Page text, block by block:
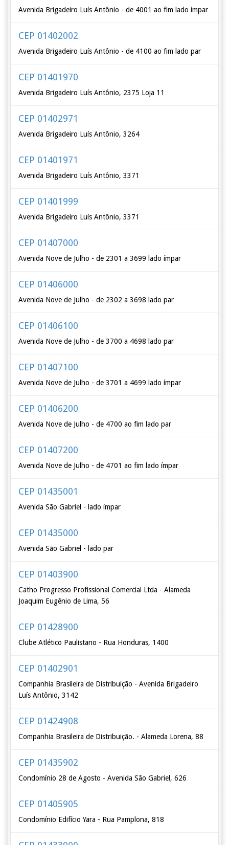
Avenida Brigadeiro Luís Antônio - de 4001 ao fim lado ímpar
CEP 01402002
Avenida Brigadeiro Luís Antônio - de 4100 ao fim lado par
CEP 01401970
Avenida Brigadeiro Luís Antônio, 2375 Loja 11
CEP 01402971
Avenida Brigadeiro Luís Antônio, 3264
CEP 01401971
Avenida Brigadeiro Luís Antônio, 3371
CEP 01401999
Avenida Brigadeiro Luís Antônio, 3371
CEP 01407000
Avenida Nove de Julho - de 2301 a 3699 lado ímpar
CEP 01406000
Avenida Nove de Julho - de 2302 a 3698 lado par
CEP 01406100
Avenida Nove de Julho - de 3700 a 4698 lado par
CEP 01407100
Avenida Nove de Julho - de 3701 a 4699 lado ímpar
CEP 01406200
Avenida Nove de Julho - de 4700 ao fim lado par
CEP 01407200
Avenida Nove de Julho - de 4701 ao fim lado ímpar
CEP 01435001
Avenida São Gabriel - lado ímpar
CEP 01435000
Avenida São Gabriel - lado par
CEP 01403900
Catho Progresso Profissional Comercial Ltda - Alameda
Joaquim Eugênio de Lima, 56
CEP 01428900
Clube Atlético Paulistano - Rua Honduras, 1400
CEP 01402901
Companhia Brasileira de Distribuição - Avenida Brigadeiro
Luís Antônio, 3142
CEP 01424908
Companhia Brasileira de Distribuição. - Alameda Lorena, 88
CEP 01435902
Condomínio 28 de Agosto - Avenida São Gabriel, 626
CEP 01405905
Condomínio Edifício Yara - Rua Pamplona, 818